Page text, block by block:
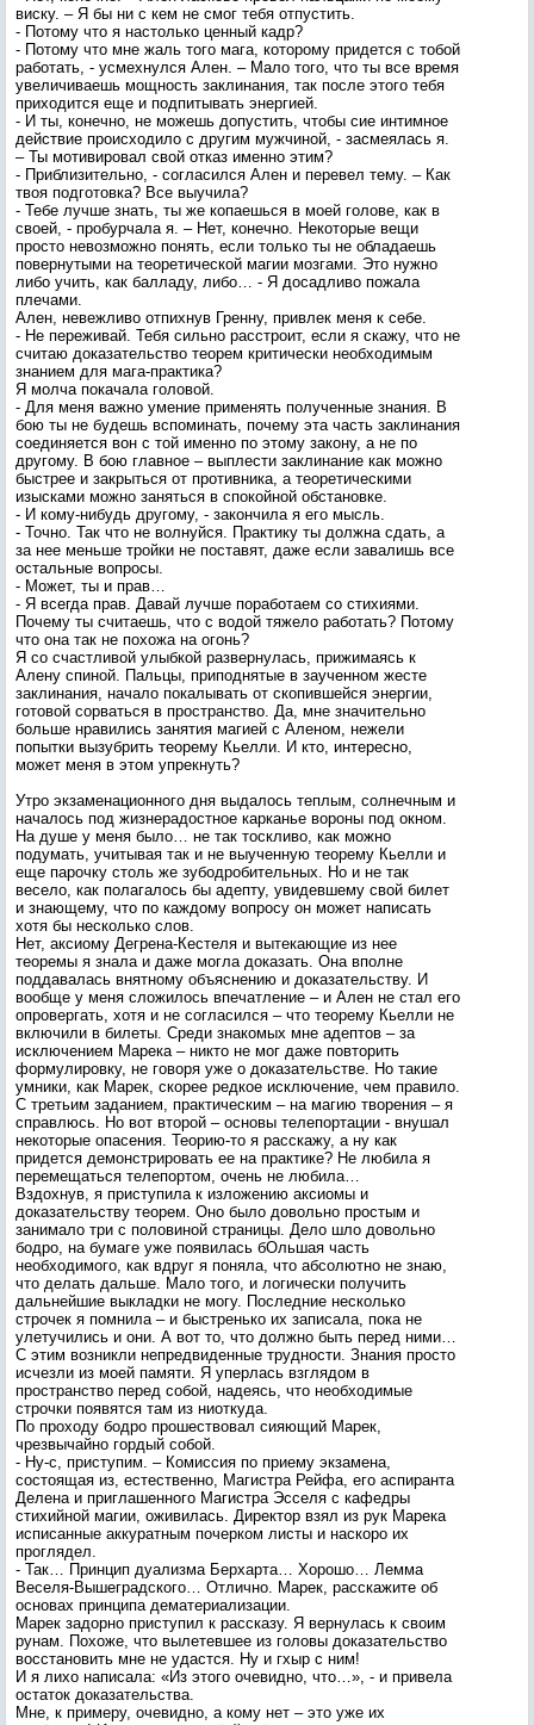
виску. – Я бы ни с кем не смог тебя отпустить.
- Потому что я настолько ценный кадр?
- Потому что мне жаль того мага, которому придется с тобой
работать, - усмехнулся Ален. – Мало того, что ты все время
увеличиваешь мощность заклинания, так после этого тебя
приходится еще и подпитывать энергией.
- И ты, конечно, не можешь допустить, чтобы сие интимное
действие происходило с другим мужчиной, - засмеялась я.
– Ты мотивировал свой отказ именно этим?
- Приблизительно, - согласился Ален и перевел тему. – Как
твоя подготовка? Все выучила?
- Тебе лучше знать, ты же копаешься в моей голове, как в
своей, - пробурчала я. – Нет, конечно. Некоторые вещи
просто невозможно понять, если только ты не обладаешь
повернутыми на теоретической магии мозгами. Это нужно
либо учить, как балладу, либо… - Я досадливо пожала
плечами.
Ален, невежливо отпихнув Гренну, привлек меня к себе.
- Не переживай. Тебя сильно расстроит, если я скажу, что не
считаю доказательство теорем критически необходимым
знанием для мага-практика?
Я молча покачала головой.
- Для меня важно умение применять полученные знания. В
бою ты не будешь вспоминать, почему эта часть заклинания
соединяется вон с той именно по этому закону, а не по
другому. В бою главное – выплести заклинание как можно
быстрее и закрыться от противника, а теоретическими
изысками можно заняться в спокойной обстановке.
- И кому-нибудь другому, - закончила я его мысль.
- Точно. Так что не волнуйся. Практику ты должна сдать, а
за нее меньше тройки не поставят, даже если завалишь все
остальные вопросы.
- Может, ты и прав…
- Я всегда прав. Давай лучше поработаем со стихиями.
Почему ты считаешь, что с водой тяжело работать? Потому
что она так не похожа на огонь?
Я со счастливой улыбкой развернулась, прижимаясь к
Алену спиной. Пальцы, приподнятые в заученном жесте
заклинания, начало покалывать от скопившейся энергии,
готовой сорваться в пространство. Да, мне значительно
больше нравились занятия магией с Аленом, нежели
попытки вызубрить теорему Кьелли. И кто, интересно,
может меня в этом упрекнуть?
Утро экзаменационного дня выдалось теплым, солнечным и
началось под жизнерадостное карканье вороны под окном.
На душе у меня было… не так тоскливо, как можно
подумать, учитывая так и не выученную теорему Кьелли и
еще парочку столь же зубодробительных. Но и не так
весело, как полагалось бы адепту, увидевшему свой билет
и знающему, что по каждому вопросу он может написать
хотя бы несколько слов.
Нет, аксиому Дегрена-Кестеля и вытекающие из нее
теоремы я знала и даже могла доказать. Она вполне
поддавалась внятному объяснению и доказательству. И
вообще у меня сложилось впечатление – и Ален не стал его
опровергать, хотя и не согласился – что теорему Кьелли не
включили в билеты. Среди знакомых мне адептов – за
исключением Марека – никто не мог даже повторить
формулировку, не говоря уже о доказательстве. Но такие
умники, как Марек, скорее редкое исключение, чем правило.
С третьим заданием, практическим – на магию творения – я
справлюсь. Но вот второй – основы телепортации - внушал
некоторые опасения. Теорию-то я расскажу, а ну как
придется демонстрировать ее на практике? Не любила я
перемещаться телепортом, очень не любила…
Вздохнув, я приступила к изложению аксиомы и
доказательству теорем. Оно было довольно простым и
занимало три с половиной страницы. Дело шло довольно
бодро, на бумаге уже появилась бОльшая часть
необходимого, как вдруг я поняла, что абсолютно не знаю,
что делать дальше. Мало того, и логически получить
дальнейшие выкладки не могу. Последние несколько
строчек я помнила – и быстренько их записала, пока не
улетучились и они. А вот то, что должно быть перед ними…
С этим возникли непредвиденные трудности. Знания просто
исчезли из моей памяти. Я уперлась взглядом в
пространство перед собой, надеясь, что необходимые
строчки появятся там из ниоткуда.
По проходу бодро прошествовал сияющий Марек,
чрезвычайно гордый собой.
- Ну-с, приступим. – Комиссия по приему экзамена,
состоящая из, естественно, Магистра Рейфа, его аспиранта
Делена и приглашенного Магистра Эсселя с кафедры
стихийной магии, оживилась. Директор взял из рук Марека
исписанные аккуратным почерком листы и наскоро их
проглядел.
- Так… Принцип дуализма Берхарта… Хорошо… Лемма
Веселя-Вышеградского… Отлично. Марек, расскажите об
основах принципа дематериализации.
Марек задорно приступил к рассказу. Я вернулась к своим
рунам. Похоже, что вылетевшее из головы доказательство
восстановить мне не удастся. Ну и гхыр с ним!
И я лихо написала: «Из этого очевидно, что…», - и привела
остаток доказательства.
Мне, к примеру, очевидно, а кому нет – это уже их